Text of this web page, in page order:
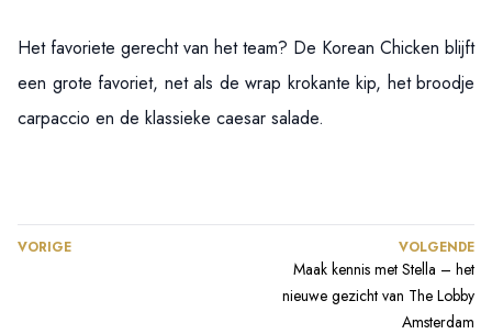
Het favoriete gerecht van het team? De Korean Chicken blijft
een grote favoriet, net als de wrap krokante kip, het broodje
carpaccio en de klassieke caesar salade.
VORIGE VOLGENDE
Maak kennis met Stella – het
nieuwe gezicht van The Lobby
Amsterdam